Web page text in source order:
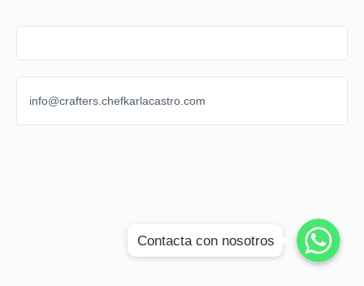
info@crafters.chefkarlacastro.com
WhatsApp
WhatsApp
WhatsApp
Contacta con nosotros